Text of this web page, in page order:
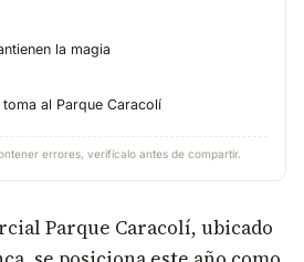
la magia
al Parque Caracolí
errores, verifícalo antes de compartir.
Parque Caracolí, ubicado